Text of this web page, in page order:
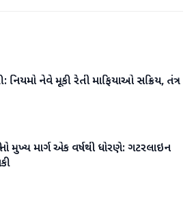
નિયમો નેવે મૂકી રેતી માફિયાઓ સક્રિય, તંત્ર
મુખ્ય માર્ગ એક વર્ષથી ધોરણે: ગટરલાઇન